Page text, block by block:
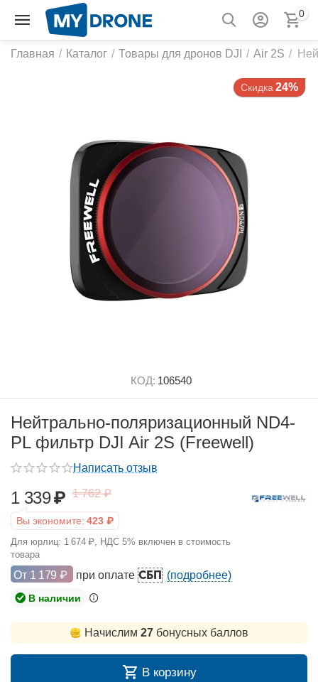
0
Главная / Каталог / Товары для дронов DJI / Air 2S /
Скидка 24%
КОД: 106540
Нейтрально-поляризационный ND4-
PL фильтр DJI Air 2S (Freewell)
Написать отзыв
1 339₽ 1 762 ₽
Вы экономите: 423 ₽
Для юрлиц: 1 674 ₽, НДС 5% включен в стоимость
товара
От 1 179 ₽ при оплате СБП (подробнее)
В наличии
Начислим 27бонусных баллов
В корзину